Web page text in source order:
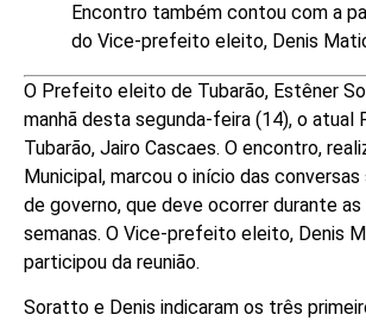
Encontro também contou com a
do Vice-prefeito eleito, Denis
O Prefeito eleito de Tubarão, Estêner
manhã desta segunda-feira (14), o atual
Tubarão, Jairo Cascaes. O encontro,
Municipal, marcou o início das
de governo, que deve ocorrer durante as
semanas. O Vice-prefeito eleito, Denis
participou da reunião.
Soratto e Denis indicaram os três